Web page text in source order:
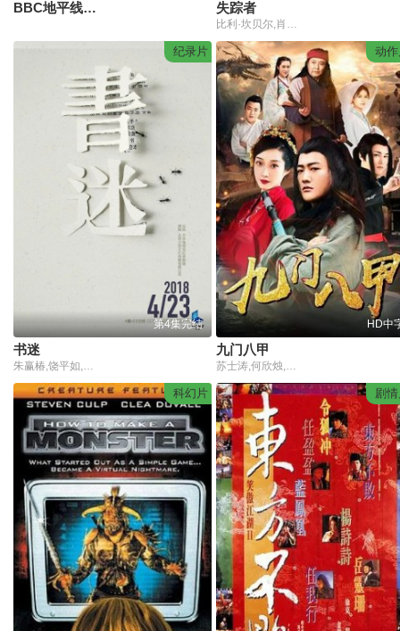
BBC地平线：如何制造时间机器 失踪者
纪录片
第4集完结
书迷
动
HD中
九门八甲
科幻片 剧